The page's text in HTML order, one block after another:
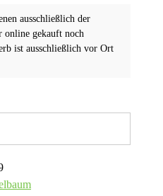
ausschließlich der
online gekauft noch
ist ausschließlich vor Ort